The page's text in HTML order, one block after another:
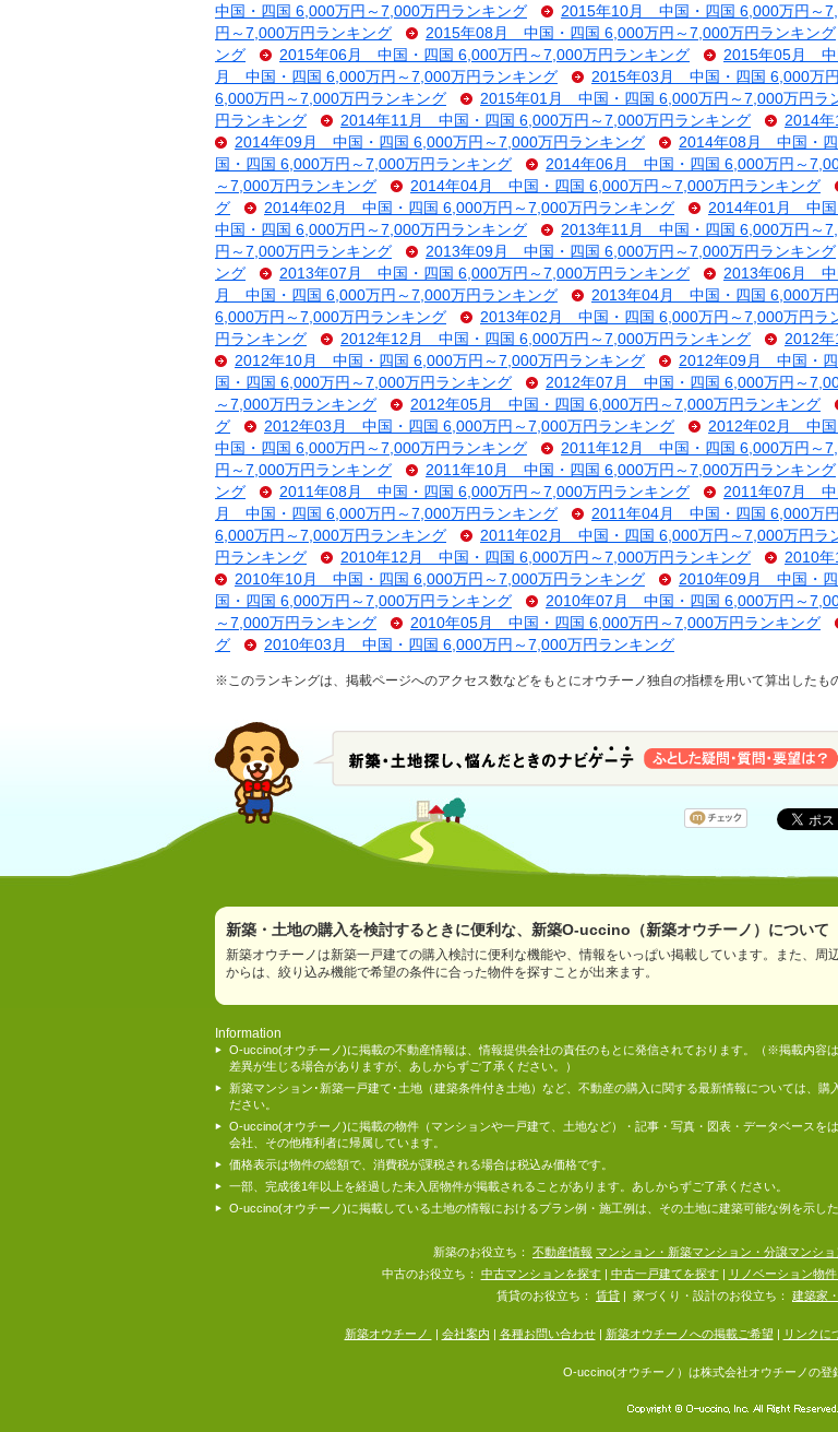
中国・四国 6,000万円～7,000万円ランキング
2015年10月 中国・四国 6,000万円～
円～7,000万円ランキング
2015年08月 中国・四国 6,000万円～7,000万円ランキング
ング
2015年06月 中国・四国 6,000万円～7,000万円ランキング 2015年05月 中
月 中国・四国 6,000万円～7,000万円ランキング
2015年03月 中国・四国 6,000万
6,000万円～7,000万円ランキング
2015年01月 中国・四国 6,000万円～7,000万円ラ
円ランキング
2014年11月 中国・四国 6,000万円～7,000万円ランキング
2014
2014年09月 中国・四国 6,000万円～7,000万円ランキング
2014年08月 中国・四
国・四国 6,000万円～7,000万円ランキング
2014年06月 中国・四国 6,000万円～
～7,000万円ランキング
2014年04月 中国・四国 6,000万円～7,000万円ランキング
グ
2014年02月 中国・四国 6,000万円～7,000万円ランキング 2014年01月 中国
中国・四国 6,000万円～7,000万円ランキング
2013年11月 中国・四国 6,000万円～
円～7,000万円ランキング
2013年09月 中国・四国 6,000万円～7,000万円ランキング
ング
2013年07月 中国・四国 6,000万円～7,000万円ランキング 2013年06月 中
月 中国・四国 6,000万円～7,000万円ランキング
2013年04月 中国・四国 6,000万
6,000万円～7,000万円ランキング
2013年02月 中国・四国 6,000万円～7,000万円ラ
円ランキング
2012年12月 中国・四国 6,000万円～7,000万円ランキング
2012
2012年10月 中国・四国 6,000万円～7,000万円ランキング
2012年09月 中国・四
国・四国 6,000万円～7,000万円ランキング
2012年07月 中国・四国 6,000万円～
～7,000万円ランキング
2012年05月 中国・四国 6,000万円～7,000万円ランキング
グ
2012年03月 中国・四国 6,000万円～7,000万円ランキング 2012年02月 中国
中国・四国 6,000万円～7,000万円ランキング
2011年12月 中国・四国 6,000万円～
円～7,000万円ランキング
2011年10月 中国・四国 6,000万円～7,000万円ランキング
ング
2011年08月 中国・四国 6,000万円～7,000万円ランキング 2011年07月 中
月 中国・四国 6,000万円～7,000万円ランキング
2011年04月 中国・四国 6,000万
6,000万円～7,000万円ランキング
2011年02月 中国・四国 6,000万円～7,000万円ラ
円ランキング
2010年12月 中国・四国 6,000万円～7,000万円ランキング
2010
2010年10月 中国・四国 6,000万円～7,000万円ランキング
2010年09月 中国・四
国・四国 6,000万円～7,000万円ランキング
2010年07月 中国・四国 6,000万円～
～7,000万円ランキング
2010年05月 中国・四国 6,000万円～7,000万円ランキング
グ
2010年03月 中国・四国 6,000万円～7,000万円ランキング
※このランキングは、掲載ページへのアクセス数などをもとにオウチーノ独自の指標を用いて算出したも
新築・土地の購入を検討するときに便利な、新築O-uccino（新築オウチーノ）について
新築オウチーノは新築一戸建ての購入検討に便利な機能や、情報をいっぱい掲載しています。また、
からは、絞り込み機能で希望の条件に合った物件を探すことが出来ます。
Information
O-uccino(オウチーノ)に掲載の不動産情報は、情報提供会社の責任のもとに発信されております。（※掲載内容
差異が生じる場合がありますが、あしからずご了承ください。）
新築マンション･新築一戸建て･土地（建築条件付き土地）など、不動産の購入に関する最新情報については、
ださい。
O-uccino(オウチーノ)に掲載の物件（マンションや一戸建て、土地など）・記事・写真・図表・データベースを
会社、その他権利者に帰属しています。
価格表示は物件の総額で、消費税が課税される場合は税込み価格です。
一部、完成後1年以上を経過した未入居物件が掲載されることがあります。あしからずご了承ください。
O-uccino(オウチーノ)に掲載している土地の情報におけるプラン例・施工例は、その土地に建築可能な例を示し
新築のお役立ち： 不動産情報 マンション・新築マンション・分譲マンショ
中古のお役立ち：
中古マンションを探す| 中古一戸建てを探す| リノベーション物
賃貸のお役立ち：
賃貸 家づくり・設計のお役立ち： 建築家
新築オウチーノ 会社案内 各種お問い合わせ| 新築オウチーノへの掲載ご希望 リンクに
O-uccino(オウチーノ）は株式会社オウチーノの登